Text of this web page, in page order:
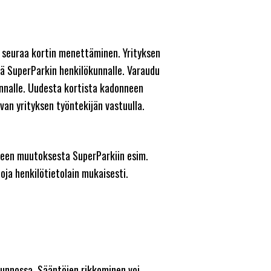
kortin menettäminen. Yrityksen
henkilökunnalle. Varaudu
Uudesta kortista kadonneen
yrityksen työntekijän vastuulla.
muutoksesta SuperParkiin esim.
henkilötietolain mukaisesti.